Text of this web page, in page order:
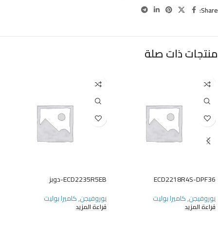
Share:
منتجات ذات صلة
ECD2218R4S-DPF36
يوروفيجن,كاميرا بوليت
قراءة المزيد
ECD2235R5EB-دوبز
يوروفيجن,كاميرا بوليت
قراءة المزيد